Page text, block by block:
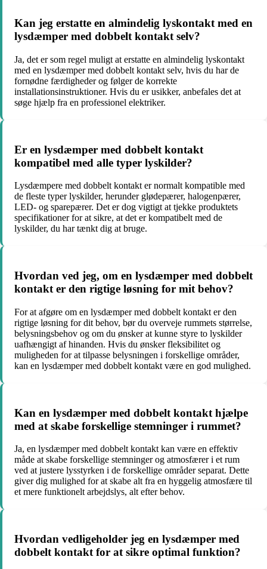
Kan jeg erstatte en almindelig lyskontakt med en
lysdæmper med dobbelt kontakt selv?
Ja, det er som regel muligt at erstatte en almindelig lyskontakt
med en lysdæmper med dobbelt kontakt selv, hvis du har de
fornødne færdigheder og følger de korrekte
installationsinstruktioner. Hvis du er usikker, anbefales det at
søge hjælp fra en professionel elektriker.
Er en lysdæmper med dobbelt kontakt
kompatibel med alle typer lyskilder?
Lysdæmpere med dobbelt kontakt er normalt kompatible med
de fleste typer lyskilder, herunder glødepærer, halogenpærer,
LED- og sparepærer. Det er dog vigtigt at tjekke produktets
specifikationer for at sikre, at det er kompatibelt med de
lyskilder, du har tænkt dig at bruge.
Hvordan ved jeg, om en lysdæmper med dobbelt
kontakt er den rigtige løsning for mit behov?
For at afgøre om en lysdæmper med dobbelt kontakt er den
rigtige løsning for dit behov, bør du overveje rummets størrelse,
belysningsbehov og om du ønsker at kunne styre to lyskilder
uafhængigt af hinanden. Hvis du ønsker fleksibilitet og
muligheden for at tilpasse belysningen i forskellige områder,
kan en lysdæmper med dobbelt kontakt være en god mulighed.
Kan en lysdæmper med dobbelt kontakt hjælpe
med at skabe forskellige stemninger i rummet?
Ja, en lysdæmper med dobbelt kontakt kan være en effektiv
måde at skabe forskellige stemninger og atmosfærer i et rum
ved at justere lysstyrken i de forskellige områder separat. Dette
giver dig mulighed for at skabe alt fra en hyggelig atmosfære til
et mere funktionelt arbejdslys, alt efter behov.
Hvordan vedligeholder jeg en lysdæmper med
dobbelt kontakt for at sikre optimal funktion?